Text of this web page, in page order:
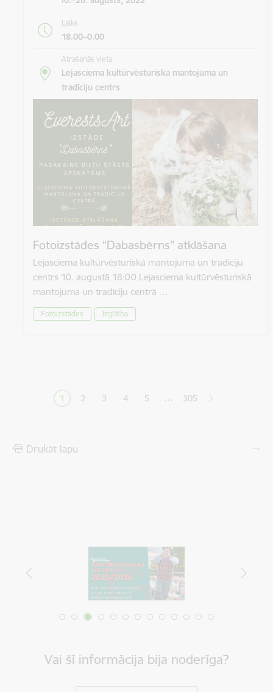
Laiks
18.00–0.00
Atrašanās vieta
Lejasciema kultūrvēsturiskā mantojuma un
tradīciju centrs
Fotoizstādes “Dabasbērns” atklāšana
Lejasciema kultūrvēsturiskā mantojuma un tradīciju
centrs 10. augustā 18:00 Lejasciema kultūrvēsturiskā
mantojuma un tradīciju centrā …
Fotoizstādes Izglītība
Pašreizējā lapa
1 Lapa
2 Lapa
3 Lapa
4 Lapa
5 … 305
Drukāt lapu
Vai šī informācija bija noderīga?